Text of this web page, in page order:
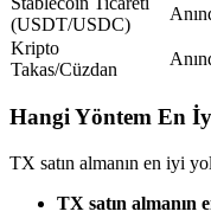
En iyi traderlarla
(USDT/USDC)
Kripto
Takas/Cüzdan
Hangi Yöntem En
TX satın almanın en iyi
TX satın almanın